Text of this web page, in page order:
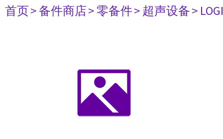
首页> 备件商店> 零备件> 超声设备>